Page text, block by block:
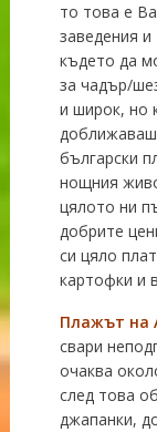
то това е
заведения
където да
за чадър/
и широк, но
български
нощния
цялото ни
добрите
си цяло
картофки и
Плажът на
свари
очаква
след това
джапанки,